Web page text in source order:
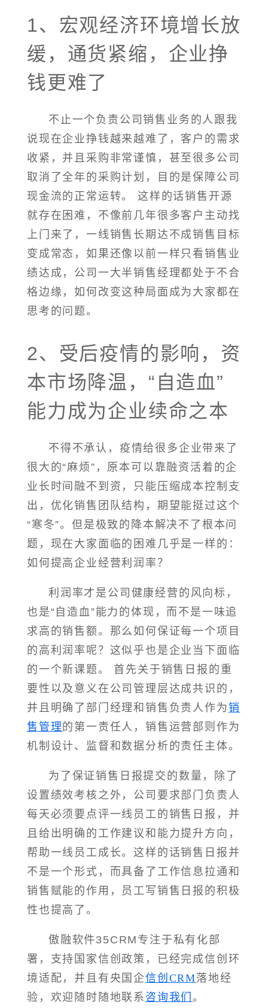
1、宏观经济环境增长放
缓，通货紧缩，企业挣
钱更难了
不止一个负责公司销售业务的人跟我
说现在企业挣钱越来越难了，客户的需求
收紧，并且采购非常谨慎，甚至很多公司
取消了全年的采购计划，目的是保障公司
现金流的正常运转。 这样的话销售开源
就存在困难，不像前几年很多客户主动找
上门来了，一线销售长期达不成销售目标
变成常态，如果还像以前一样只看销售业
绩达成，公司一大半销售经理都处于不合
格边缘，如何改变这种局面成为大家都在
思考的问题。
2、受后疫情的影响，资
本市场降温，“自造血”
能力成为企业续命之本
不得不承认，疫情给很多企业带来了
很大的“麻烦”，原本可以靠融资活着的企
业长时间融不到资，只能压缩成本控制支
出，优化销售团队结构，期望能挺过这个
“寒冬”。但是极致的降本解决不了根本问
题，现在大家面临的困难几乎是一样的：
如何提高企业经营利润率？
利润率才是公司健康经营的风向标，
也是“自造血”能力的体现，而不是一味追
求高的销售额。那么如何保证每一个项目
的高利润率呢？这似乎也是企业当下面临
的一个新课题。 首先关于销售日报的重
要性以及意义在公司管理层达成共识的，
并且明确了部门经理和销售负责人作为销
售管理的第一责任人，销售运营部则作为
机制设计、监督和数据分析的责任主体。
为了保证销售日报提交的数量，除了
设置绩效考核之外，公司要求部门负责人
每天必须要点评一线员工的销售日报，并
且给出明确的工作建议和能力提升方向，
帮助一线员工成长。这样的话销售日报并
不是一个形式，而具备了工作信息拉通和
销售赋能的作用，员工写销售日报的积极
性也提高了。
傲融软件35CRM专注于私有化部
署，支持国家信创政策，已经完成信创环
境适配，并且有央国企信创CRM落地经
验，欢迎随时随地联系 咨询我们。